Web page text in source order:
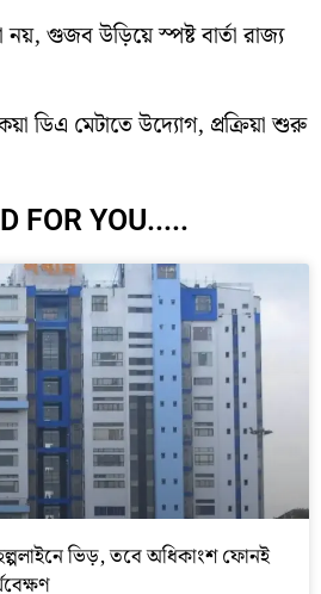
গুজব উড়িয়ে স্পষ্ট বার্তা রাজ্য
ডিএ মেটাতে উদ্যোগ, প্রক্রিয়া শুরু
FOR YOU.....
ভিড়, তবে অধিকাংশ ফোনই